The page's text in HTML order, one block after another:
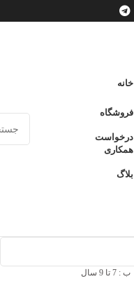
خانه
فروشگاه
درخواست
همکاری
بلاگ
ب : 7 تا 9 سال